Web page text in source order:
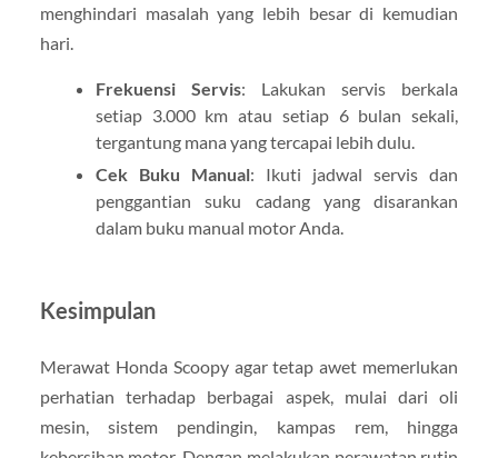
menghindari masalah yang lebih besar di kemudian
hari.
Frekuensi Servis: Lakukan servis berkala
setiap 3.000 km atau setiap 6 bulan sekali,
tergantung mana yang tercapai lebih dulu.
Cek Buku Manual: Ikuti jadwal servis dan
penggantian suku cadang yang disarankan
dalam buku manual motor Anda.
Kesimpulan
Merawat Honda Scoopy agar tetap awet memerlukan
perhatian terhadap berbagai aspek, mulai dari oli
mesin, sistem pendingin, kampas rem, hingga